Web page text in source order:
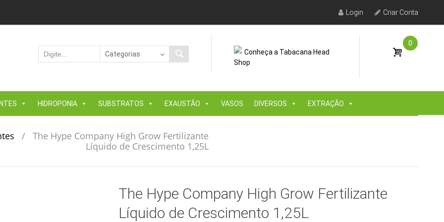
Login Criar Conta
Conheça a Tabacana Head
Shop
0
HIDROPONIA SUBSTRATOS EXAUSTÃO VASOS DIVERSOS EXTRAÇÃO
/
The Hype Company High Grow Fertilizante
Líquido de Crescimento 1,25L
The Hype Company High Grow Fertilizante
Líquido de Crescimento 1,25L